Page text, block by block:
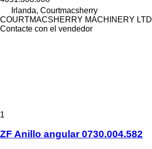
Irlanda, Courtmacsherry
COURTMACSHERRY MACHINERY LTD
Contacte con el vendedor
1
ZF Anillo angular 0730.004.582